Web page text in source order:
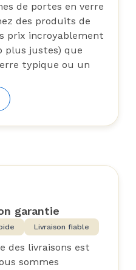
de portes en verre
des produits de
prix incroyablement
plus justes) que
typique ou un
garantie
Livraison fiable
des livraisons est
sommes